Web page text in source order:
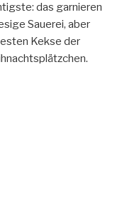
das garnieren
Sauerei, aber
Kekse der